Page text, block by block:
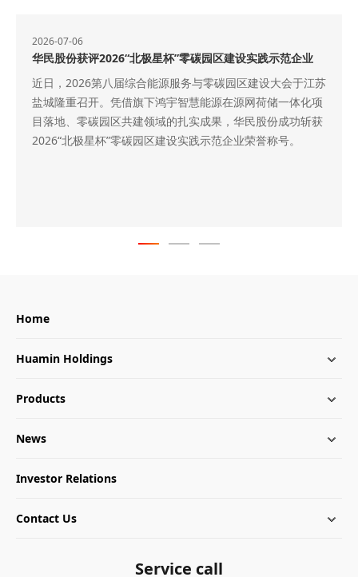
2026-07-06
华民股份获评2026“北极星杯”零碳园区建设实践示范企业
近日，2026第八届综合能源服务与零碳园区建设大会于江苏
盐城隆重召开。凭借旗下鸿宇智慧能源在源网荷储一体化项
目落地、零碳园区共建领域的扎实成果，华民股份成功斩获
2026“北极星杯”零碳园区建设实践示范企业荣誉称号。
Home
Huamin Holdings
Products
News
Investor Relations
Contact Us
Service call